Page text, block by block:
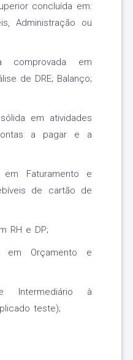
concluída em:
Administração ou
comprovada em
de DRE; Balanço;
em atividades
a pagar e a
em Faturamento e
de cartão de
RH e DP;
em Orçamento e
à
teste);